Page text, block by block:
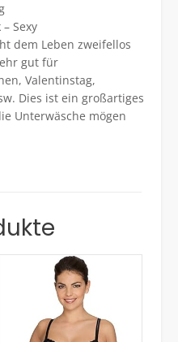
Sexy
dem Leben zweifellos
gut für
Valentinstag,
Dies ist ein großartiges
Unterwäsche mögen